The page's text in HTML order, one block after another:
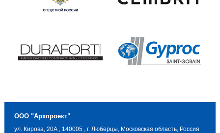
ООО "Архпроект"
ул. Кирова, 20А 140005
г. Люберцы, Московская область, Россия